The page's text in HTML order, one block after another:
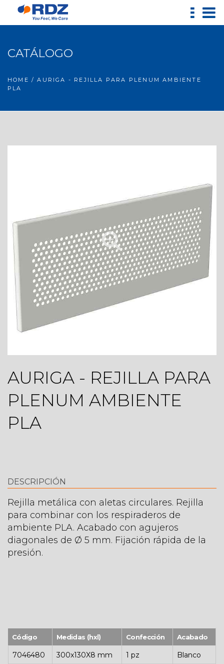
CATÁLOGO
HOME / AURIGA - REJILLA PARA PLENUM AMBIENTE
PLA
AURIGA - REJILLA PARA
PLENUM AMBIENTE
PLA
DESCRIPCIÓN
Rejilla metálica con aletas circulares. Rejilla
para combinar con los respiraderos de
ambiente PLA. Acabado con agujeros
diagonales de Ø 5 mm. Fijación rápida de la
presión.
Código Medidas (hxl) Confección Acabado
7046480 300x130X8 mm 1 pz Blanco